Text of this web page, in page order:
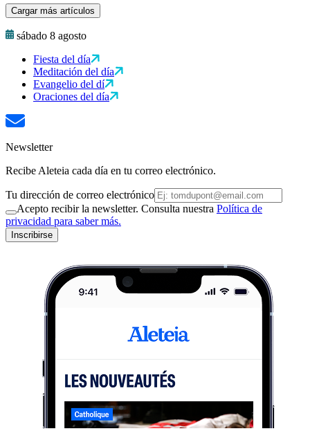
Cargar más artículos
sábado 8 agosto
Fiesta del día
Meditación del día
Evangelio del dí
Oraciones del día
Newsletter
Recibe Aleteia cada día en tu correo electrónico.
Tu dirección de correo electrónico
Acepto recibir la newsletter. Consulta nuestra Política de
privacidad para saber más.
Inscribirse